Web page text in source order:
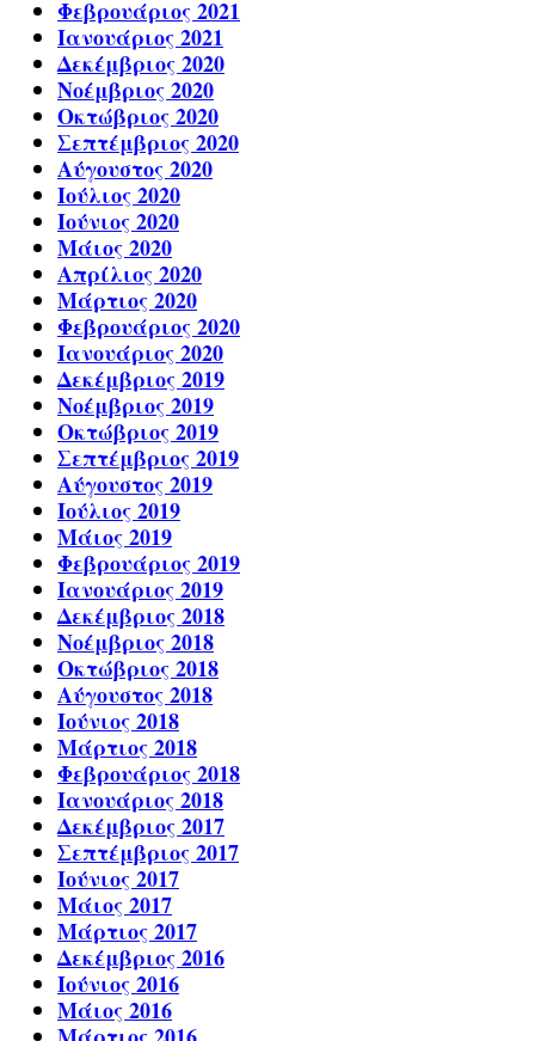
Φεβρουάριος 2021
Ιανουάριος 2021
Δεκέμβριος 2020
Νοέμβριος 2020
Οκτώβριος 2020
Σεπτέμβριος 2020
Αύγουστος 2020
Ιούλιος 2020
Ιούνιος 2020
Μάιος 2020
Απρίλιος 2020
Μάρτιος 2020
Φεβρουάριος 2020
Ιανουάριος 2020
Δεκέμβριος 2019
Νοέμβριος 2019
Οκτώβριος 2019
Σεπτέμβριος 2019
Αύγουστος 2019
Ιούλιος 2019
Μάιος 2019
Φεβρουάριος 2019
Ιανουάριος 2019
Δεκέμβριος 2018
Νοέμβριος 2018
Οκτώβριος 2018
Αύγουστος 2018
Ιούνιος 2018
Μάρτιος 2018
Φεβρουάριος 2018
Ιανουάριος 2018
Δεκέμβριος 2017
Σεπτέμβριος 2017
Ιούνιος 2017
Μάιος 2017
Μάρτιος 2017
Δεκέμβριος 2016
Ιούνιος 2016
Μάιος 2016